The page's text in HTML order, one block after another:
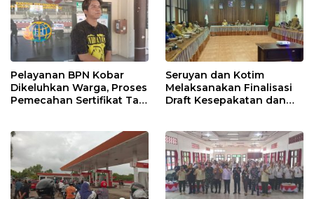
Pelayanan BPN Kobar
Dikeluhkan Warga, Proses
Pemecahan Sertifikat Tak
Seruyan dan Kotim
Melaksanakan Finalisasi
Draft Kesepakatan dan